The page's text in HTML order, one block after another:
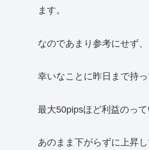
ます。
なのであまり参考にせず
幸いなことに昨日まで持
最大50pipsほど利益のっ
あのまま下がらずに上昇